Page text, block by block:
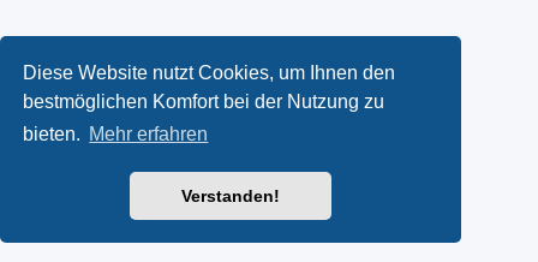
Diese Website nutzt Cookies, um Ihnen den
bestmöglichen Komfort bei der Nutzung zu
bieten. Mehr erfahren
Verstanden!